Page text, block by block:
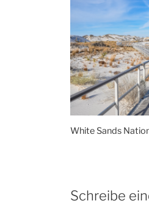
White Sands
Schreibe